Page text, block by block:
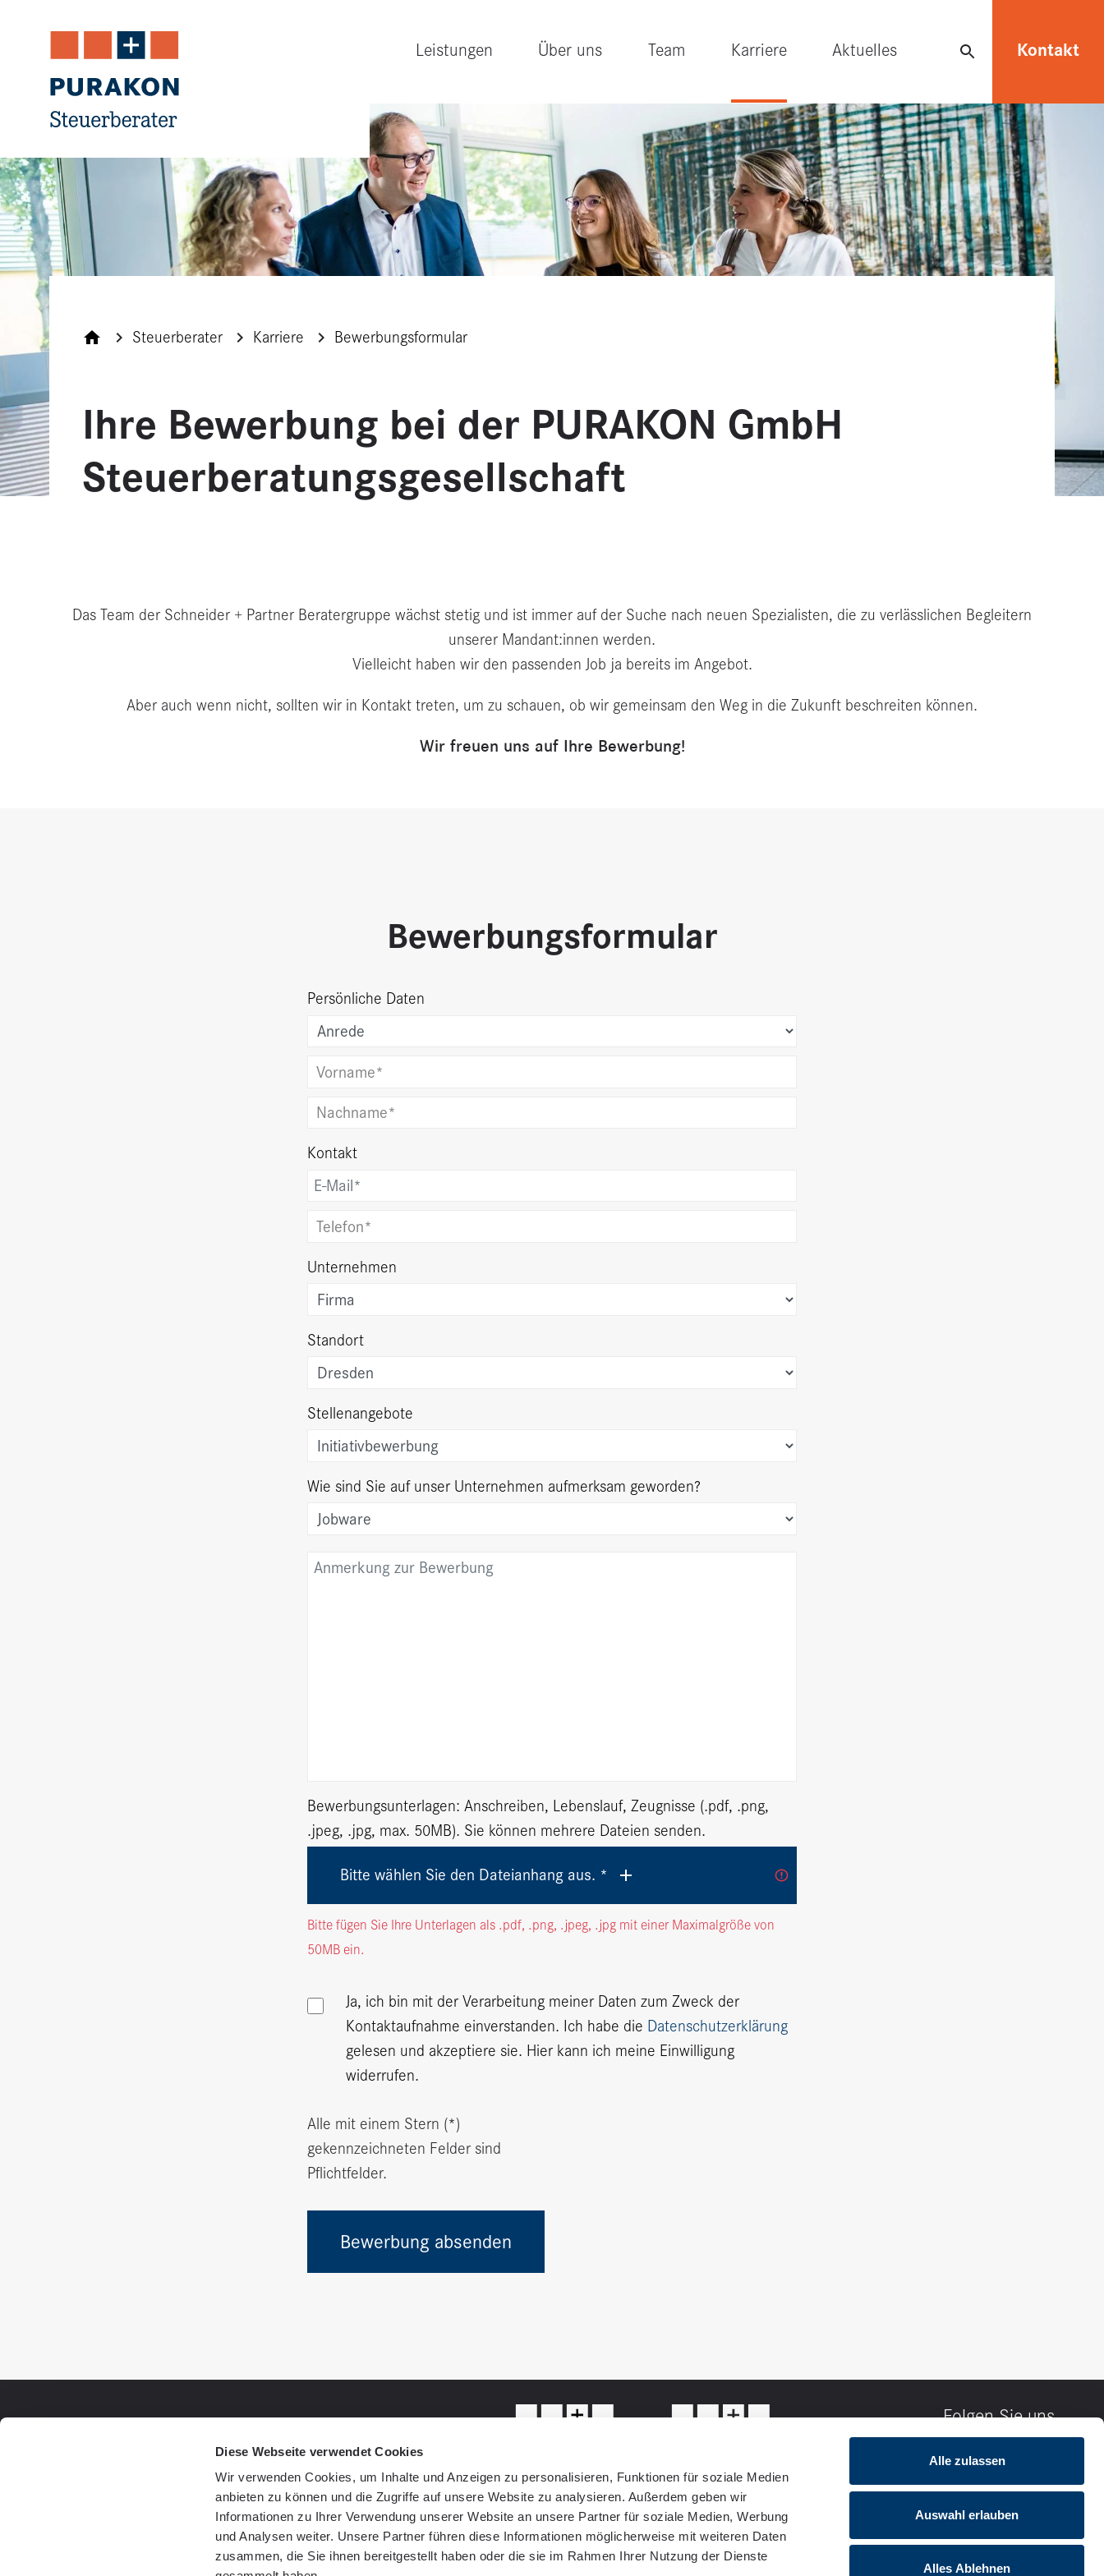
Diese Webseite verwendet Cookies
Wir verwenden Cookies, um Inhalte und Anzeigen zu personalisieren, Funktionen für soziale Medien
anbieten zu können und die Zugriffe auf unsere Website zu analysieren. Außerdem geben wir
Informationen zu Ihrer Verwendung unserer Website an unsere Partner für soziale Medien, Werbung
und Analysen weiter. Unsere Partner führen diese Informationen möglicherweise mit weiteren Daten
zusammen, die Sie ihnen bereitgestellt haben oder die sie im Rahmen Ihrer Nutzung der Dienste
Alle zulassen
Auswahl erlauben
Alles Ablehnen
Navigation
Service
Leistungen Über uns Team Karriere Aktuelles Kontakt
Steuerberater Karriere Bewerbungsformular
Ihre Bewerbung bei der PURAKON GmbH
Steuerberatungsgesellschaft
Das Team der Schneider + Partner Beratergruppe wächst stetig und ist immer auf der Suche nach neuen Spezialisten, die zu verlässlichen Begleitern
unserer Mandant:innen werden.
Vielleicht haben wir den passenden Job ja bereits im Angebot.
Aber auch wenn nicht, sollten wir in Kontakt treten, um zu schauen, ob wir gemeinsam den Weg in die Zukunft beschreiten können.
Wir freuen uns auf Ihre Bewerbung!
Bewerbungsformular
Persönliche Daten
Kontakt
Unternehmen
Standort
Stellenangebote
Wie sind Sie auf unser Unternehmen aufmerksam geworden?
Bewerbungsunterlagen: Anschreiben, Lebenslauf, Zeugnisse (.pdf, .png,
.jpeg, .jpg, max. 50MB). Sie können mehrere Dateien senden.
Bitte wählen Sie den Dateianhang aus. *
Bitte fügen Sie Ihre Unterlagen als .pdf, .png, .jpeg, .jpgmit einer Maximalgröße von
50MBein.
Ja, ich bin mit der Verarbeitung meiner Daten zum Zweck der
Kontaktaufnahme einverstanden. Ich habe die Datenschutzerklärung
gelesen und akzeptiere sie. Hier kann ich meine Einwilligung
widerrufen.
Alle mit einem Stern (*)
gekennzeichneten Felder sind
Pflichtfelder.
Bewerbung absenden
Folgen Sie uns